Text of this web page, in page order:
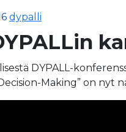
dypalli
DYPALL-
Making” on nyt